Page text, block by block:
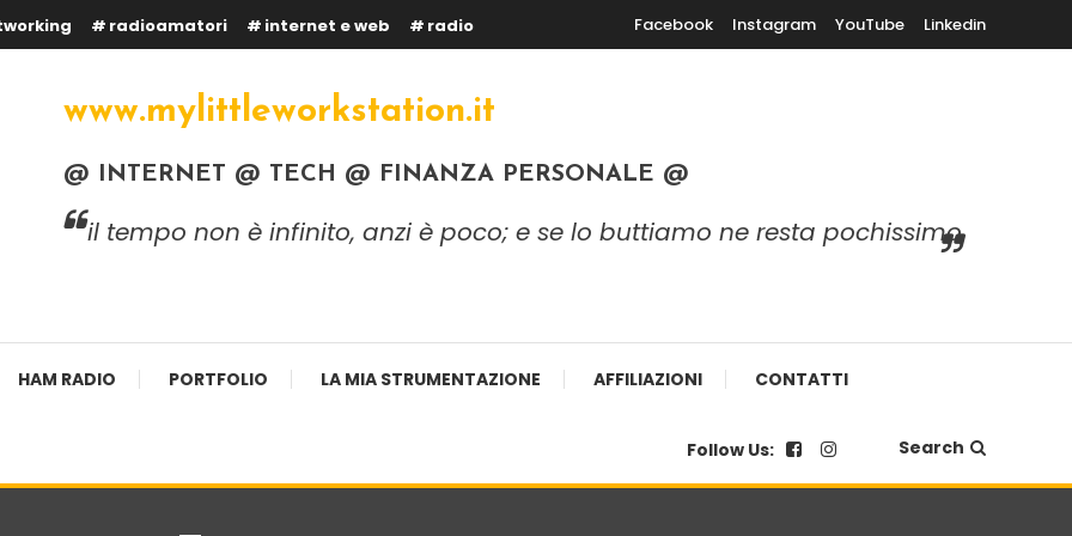
radioamatori internet e web radio Facebook Instagram YouTube Linkedin
www.mylittleworkstation.it
@ INTERNET @ TECH @ FINANZA PERSONALE @
il tempo non è infinito, anzi è poco; e se lo buttiamo ne resta pochissimo
HAM RADIO PORTFOLIO LA MIA STRUMENTAZIONE AFFILIAZIONI CONTATTI
Follow Us: Search